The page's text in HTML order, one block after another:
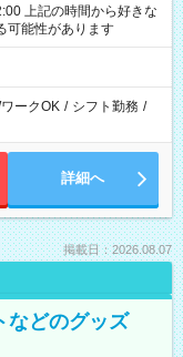
きな
可能性があります
ークOK / シフト勤務 /
詳細へ
掲載日：2026.08.07
などのグッズ